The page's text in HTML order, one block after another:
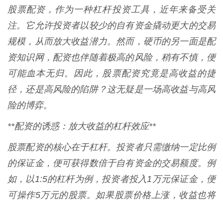
股票配资，作为一种杠杆投资工具，近年来备受关
注。它允许投资者以较少的自有资金撬动更大的交易
规模，从而放大收益潜力。然而，硬币的另一面是配
资知识网，配资也伴随着极高的风险，稍有不慎，便
可能血本无归。因此，股票配资究竟是高收益的捷
径，还是高风险的陷阱？这无疑是一场高收益与高风
险的博弈。
**配资的诱惑：放大收益的杠杆效应**
股票配资的核心在于杠杆。投资者只需缴纳一定比例
的保证金，便可获得数倍于自有资金的交易额度。例
如，以1:5的杠杆为例，投资者投入1万元保证金，便
可操作5万元的股票。如果股票价格上涨，收益也将